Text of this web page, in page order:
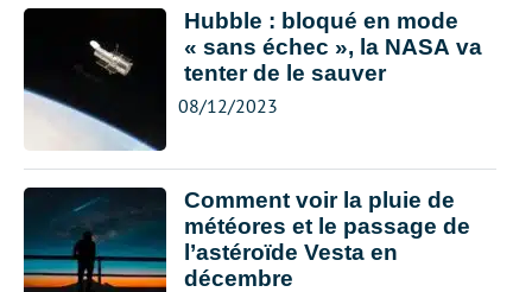
Hubble : bloqué en mode
« sans échec », la NASA va
tenter de le sauver
08/12/2023
Comment voir la pluie de
météores et le passage de
l’astéroïde Vesta en
décembre